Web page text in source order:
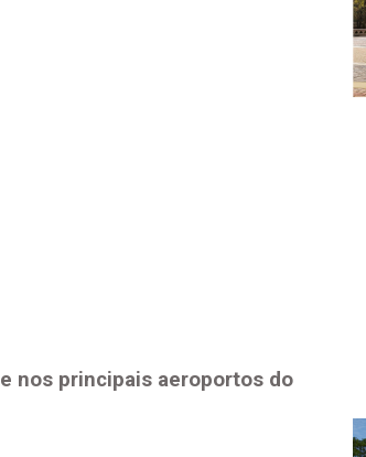
e nos principais aeroportos do